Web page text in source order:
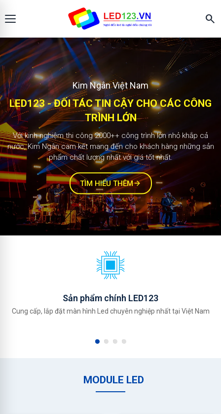
search
2.000+ công trình
Màn hình LED123
KIM NGÂN - ĐỐI TÁC TIN CẬY CHO CÁC
CÔNG TRÌNH LỚN
Với kinh nghiệm thi công 1000++ công trình lớn nhỏ khắp cả
nước, Kim Ngân cam kết mang đến cho khách hàng những sản
phẩm chất lượng nhất với giá tốt nhất.
TÌM HIỂU THÊM
Sản phẩm chính LED123
Cung cấp, lắp đặt màn hình Led chuyên nghiệp nhất tại Việt Nam
MODULE LED